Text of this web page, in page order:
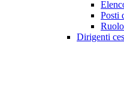
Posti
Dirigenti